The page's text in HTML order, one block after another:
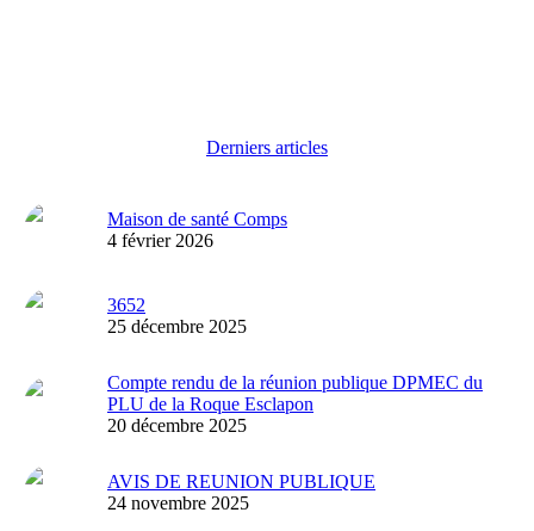
Derniers articles
Maison de santé Comps
4 février 2026
3652
25 décembre 2025
Compte rendu de la réunion publique DPMEC du
PLU de la Roque Esclapon
20 décembre 2025
AVIS DE REUNION PUBLIQUE
24 novembre 2025